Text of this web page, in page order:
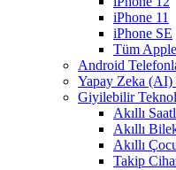
iPhone 11
iPhone SE
Tüm
Android
Yapay Zeka (AI)
Giyilebilir
Akıllı
Akıllı
Akıllı
Takip